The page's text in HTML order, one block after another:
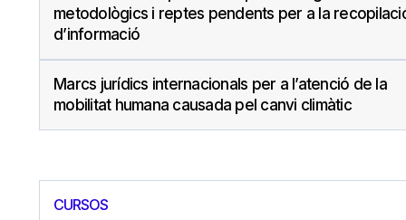
metodològics i reptes pendents per a la
d’informació
Marcs jurídics internacionals per a l’atenció de la
mobilitat humana causada pel canvi climàtic
CURSOS